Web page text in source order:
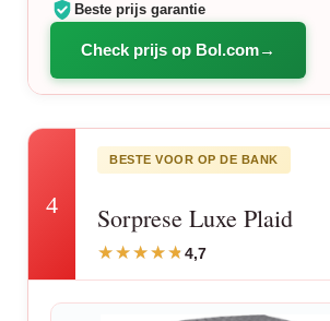
Beste prijs garantie
Check prijs op Bol.com
4
BESTE VOOR OP DE BANK
Sorprese Luxe Plaid
4,7